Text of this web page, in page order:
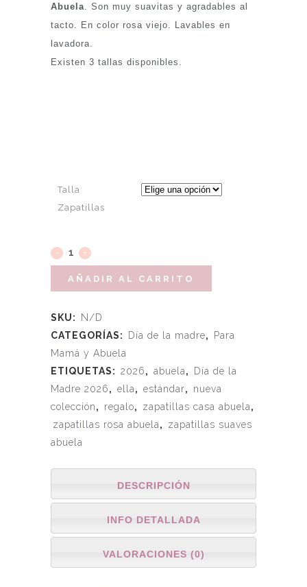
Abuela . Son muy suavitas y agradables al
tacto. En color rosa viejo. Lavables en
lavadora.
Existen 3 tallas disponibles.
Talla
Zapatillas
AÑADIR AL CARRITO
SKU:
N/D
CATEGORÍAS:
Día de la madre,
Para
Mamá y Abuela
ETIQUETAS: 2026, abuela,
Día de la
Madre 2026, ella, estándar,
nueva
colección, regalo, zapatillas casa abuela,
zapatillas rosa abuela,
zapatillas suaves
abuela
DESCRIPCIÓN
INFO DETALLADA
VALORACIONES (0)